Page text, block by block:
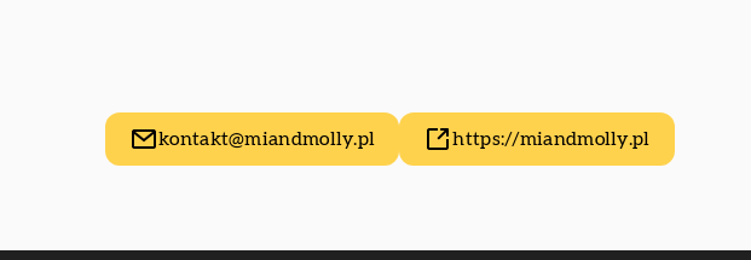
kontakt@miandmolly.pl https://miandmolly.pl